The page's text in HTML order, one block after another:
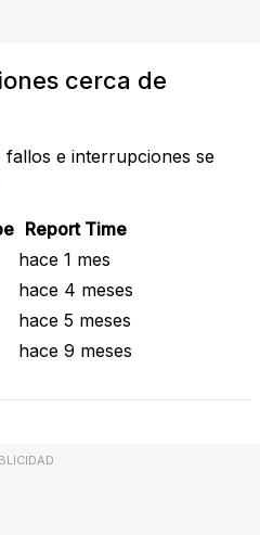
cerca de
e interrupciones se
Report Time
hace 1 mes
hace 4 meses
hace 5 meses
hace 9 meses